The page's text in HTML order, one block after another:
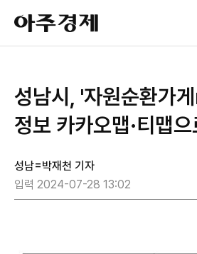
아
주
경
성남시, '자원순환가
정보 카카오맵·티맵
성남=박재천 기자
입력 2024-07-28 13:02